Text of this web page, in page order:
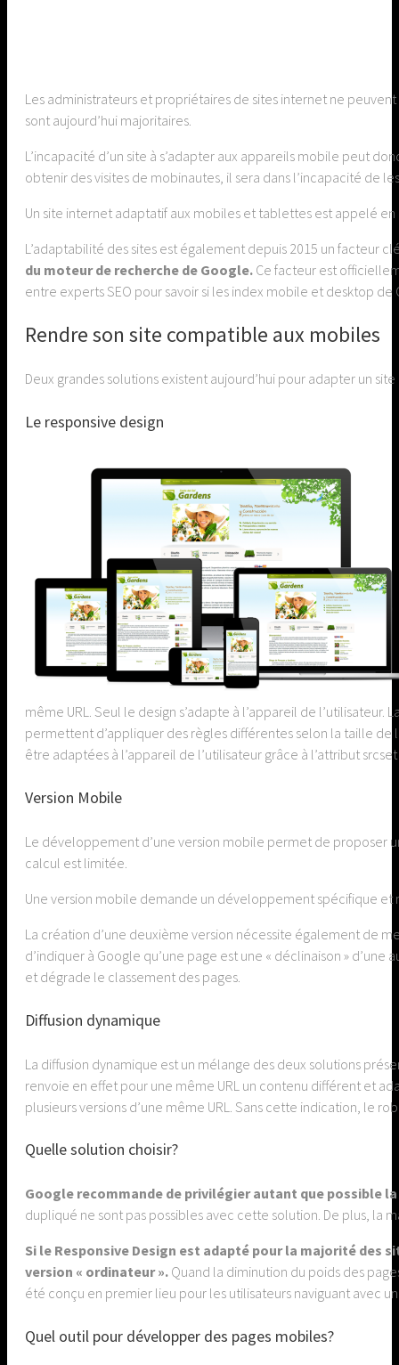
Les administrateurs et propriétaires de sites internet ne
sont aujourd’hui majoritaires.
L’incapacité d’un site à s’adapter aux appareils mobile peut
obtenir des visites de mobinautes, il sera dans l’incapacité de
Un site internet adaptatif aux mobiles et tablettes est appelé
L’adaptabilité des sites est également depuis 2015 un facteur
du moteur de recherche de Google. Ce facteur est
entre experts SEO pour savoir si les index mobile et desktop
Rendre son site compatible aux mobiles
Deux grandes solutions existent aujourd’hui pour adapter un
Le responsive design
même URL. Seul le design s’adapte à l’appareil de
permettent d’appliquer des règles différentes selon la taille
être adaptées à l’appareil de l’utilisateur grâce à l’attribut
Version Mobile
Le développement d’une version mobile permet de proposer
calcul est limitée.
Une version mobile demande un développement spécifique
La création d’une deuxième version nécessite également de
d’indiquer à Google qu’une page est une « déclinaison »
et dégrade le classement des pages.
Diffusion dynamique
La diffusion dynamique est un mélange des deux solutions
renvoie en effet pour une même URL un contenu différent et
plusieurs versions d’une même URL. Sans cette indication, le
Quelle solution choisir?
Google recommande de privilégier autant que possible la
dupliqué ne sont pas possibles avec cette solution. De plus, la
Si le Responsive Design est adapté pour la majorité des
version « ordinateur ». Quand la diminution du poids des
été conçu en premier lieu pour les utilisateurs naviguant avec
Quel outil pour développer des pages mobiles?